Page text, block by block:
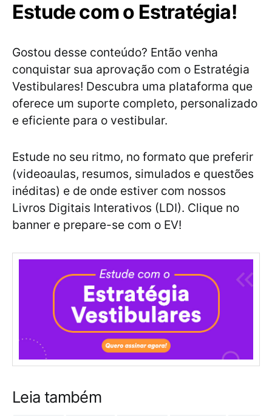
Estude com o Estratégia!
Gostou desse conteúdo? Então venha
conquistar sua aprovação com o Estratégia
Vestibulares! Descubra uma plataforma que
oferece um suporte completo, personalizado
e eficiente para o vestibular.
Estude no seu ritmo, no formato que preferir
(videoaulas, resumos, simulados e questões
inéditas) e de onde estiver com nossos
Livros Digitais Interativos (LDI). Clique no
banner e prepare-se com o EV!
Leia também